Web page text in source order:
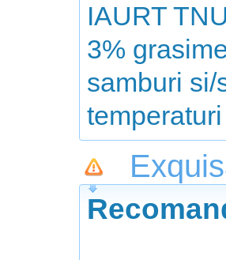
IAURT
3%
samburi si/